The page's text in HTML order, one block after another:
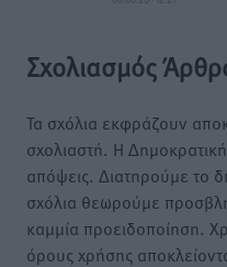
Σχολιασμός
Τα σχόλια εκφράζουν
σχολιαστή. Η Δημοκρατική
απόψεις. Διατηρούμε το
σχόλια θεωρούμε
καμμία προειδοποίηση.
όρους χρήσης